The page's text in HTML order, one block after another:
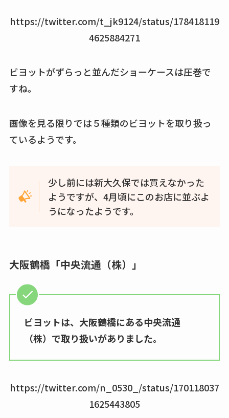
https://twitter.com/t_jk9124/status/178418119
4625884271
ビヨットがずらっと並んだショーケースは圧巻で
すね。
画像を見る限りでは５種類のビヨットを取り扱っ
ているようです。
少し前には新大久保では買えなかった
ようですが、4月頃にこのお店に並ぶよ
うになったようです。
大阪鶴橋「中央流通（株）」
ビヨットは、大阪鶴橋にある中央流通
（株）で取り扱いがありました。
https://twitter.com/n_0530_/status/170118037
1625443805